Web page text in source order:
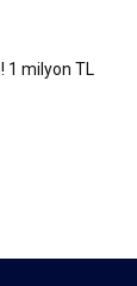
1 milyon TL